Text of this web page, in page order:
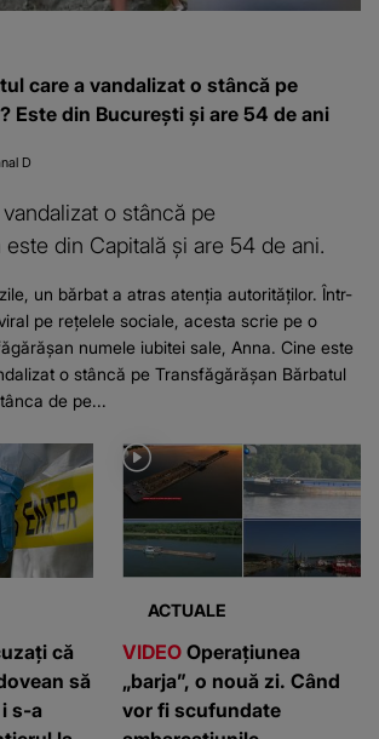
care a vandalizat o stâncă pe
Este din București și are 54 de ani
D
o stâncă pe
este din Capitală și are 54 de ani.
un bărbat a atras atenția autorităților. Într-
pe rețelele sociale, acesta scrie pe o
numele iubitei sale, Anna. Cine este
o stâncă pe Transfăgărășan Bărbatul
de pe...
că
să
s-a
ACTUALE
VIDEO Operațiunea
„barja”, o nouă zi. Când
vor fi scufundate